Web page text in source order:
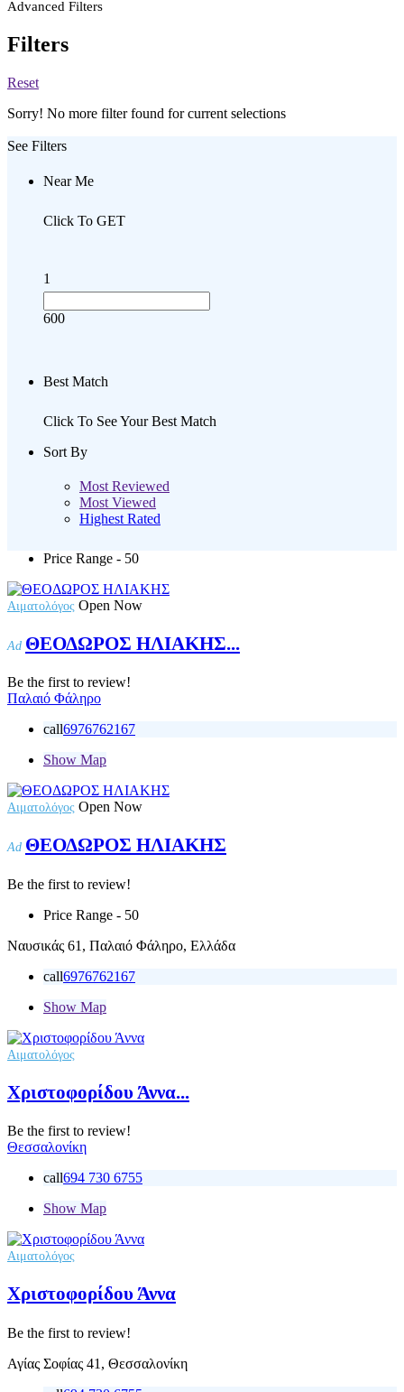
Advanced Filters
Filters
Reset
Sorry! No more filter found for current selections
See Filters
Near Me
Click To GET
1
600
Best Match
Click To See Your Best Match
Sort By
Most Reviewed
Most Viewed
Highest Rated
Price Range - 50
Αιματολόγος Open Now
Ad ΘΕΟΔΩΡΟΣ ΗΛΙΑΚΗΣ...
Be the first to review!
Παλαιό Φάληρο
call6976762167
Show Map
Αιματολόγος Open Now
Ad ΘΕΟΔΩΡΟΣ ΗΛΙΑΚΗΣ
Be the first to review!
Price Range - 50
Ναυσικάς 61, Παλαιό Φάληρο, Ελλάδα
call6976762167
Show Map
Αιματολόγος
Χριστοφορίδου Άννα...
Be the first to review!
Θεσσαλονίκη
call694 730 6755
Show Map
Αιματολόγος
Χριστοφορίδου Άννα
Be the first to review!
Αγίας Σοφίας 41, Θεσσαλονίκη